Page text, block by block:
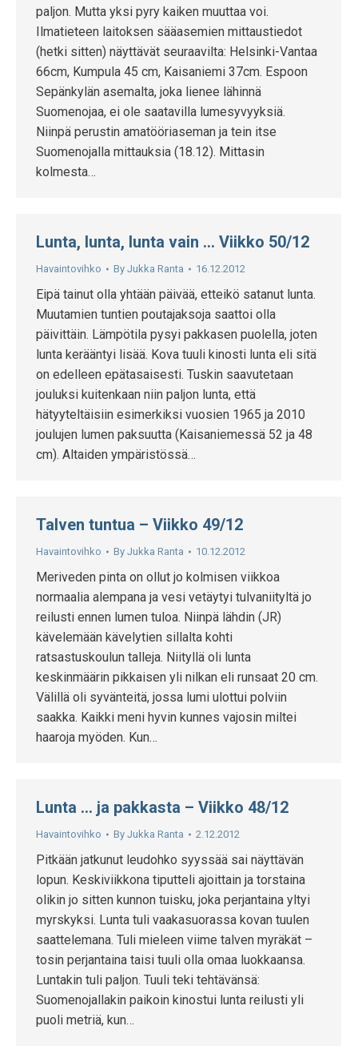
paljon. Mutta yksi pyry kaiken muuttaa voi.
Ilmatieteen laitoksen sääasemien mittaustiedot
(hetki sitten) näyttävät seuraavilta: Helsinki-Vantaa
66cm, Kumpula 45 cm, Kaisaniemi 37cm. Espoon
Sepänkylän asemalta, joka lienee lähinnä
Suomenojaa, ei ole saatavilla lumesyvyyksiä.
Niinpä perustin amatööriaseman ja tein itse
Suomenojalla mittauksia (18.12). Mittasin
kolmesta…
Lunta, lunta, lunta vain … Viikko 50/12
Havaintovihko By Jukka Ranta 16.12.2012
Eipä tainut olla yhtään päivää, etteikö satanut lunta.
Muutamien tuntien poutajaksoja saattoi olla
päivittäin. Lämpötila pysyi pakkasen puolella, joten
lunta kerääntyi lisää. Kova tuuli kinosti lunta eli sitä
on edelleen epätasaisesti. Tuskin saavutetaan
jouluksi kuitenkaan niin paljon lunta, että
hätyyteltäisiin esimerkiksi vuosien 1965 ja 2010
joulujen lumen paksuutta (Kaisaniemessä 52 ja 48
cm). Altaiden ympäristössä…
Talven tuntua – Viikko 49/12
Havaintovihko By Jukka Ranta 10.12.2012
Meriveden pinta on ollut jo kolmisen viikkoa
normaalia alempana ja vesi vetäytyi tulvaniityltä jo
reilusti ennen lumen tuloa. Niinpä lähdin (JR)
kävelemään kävelytien sillalta kohti
ratsastuskoulun talleja. Niityllä oli lunta
keskinmäärin pikkaisen yli nilkan eli runsaat 20 cm.
Välillä oli syvänteitä, jossa lumi ulottui polviin
saakka. Kaikki meni hyvin kunnes vajosin miltei
haaroja myöden. Kun…
Lunta … ja pakkasta – Viikko 48/12
Havaintovihko By Jukka Ranta 2.12.2012
Pitkään jatkunut leudohko syyssää sai näyttävän
lopun. Keskiviikkona tiputteli ajoittain ja torstaina
olikin jo sitten kunnon tuisku, joka perjantaina yltyi
myrskyksi. Lunta tuli vaakasuorassa kovan tuulen
saattelemana. Tuli mieleen viime talven myräkät –
tosin perjantaina taisi tuuli olla omaa luokkaansa.
Luntakin tuli paljon. Tuuli teki tehtävänsä:
Suomenojallakin paikoin kinostui lunta reilusti yli
puoli metriä, kun…